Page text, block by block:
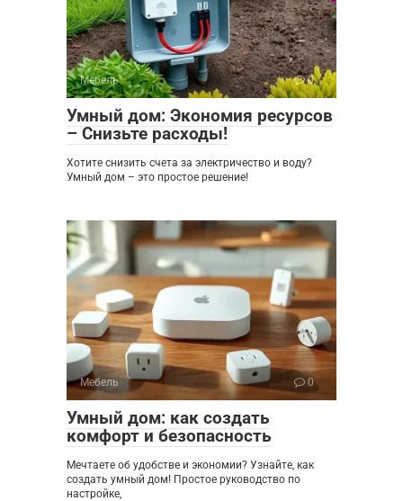
Мебель 0
Умный дом: Экономия ресурсов
– Снизьте расходы!
Хотите снизить счета за электричество и воду?
Умный дом – это простое решение!
Мебель 0
Умный дом: как создать
комфорт и безопасность
Мечтаете об удобстве и экономии? Узнайте, как
создать умный дом! Простое руководство по
настройке,